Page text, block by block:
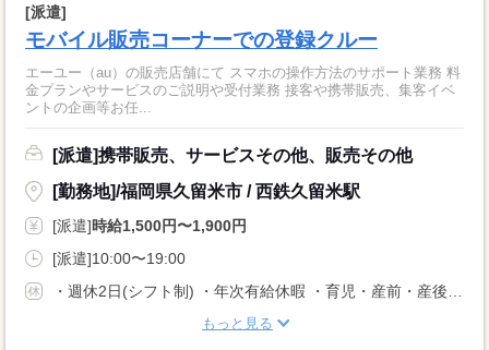
[派遣]
モバイル販売コーナーでの登録クルー
エーユー（au）の販売店舗にて スマホの操作方法のサポート業務 料
金プランやサービスのご説明や受付業務 接客や携帯販売、集客イベ
ントの企画等お任...
[派遣]携帯販売、サービスその他、販売その他
[勤務地]/福岡県久留米市 / 西鉄久留米駅
[派遣]時給1,500円〜1,900円
[派遣]10:00〜19:00
もっと見る